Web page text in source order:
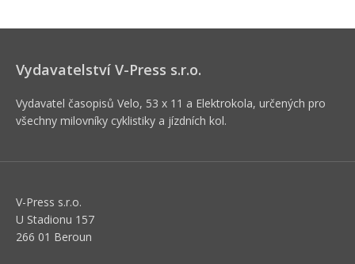
Vydavatelství V-Press s.r.o.
Vydavatel časopisů Velo, 53 x 11 a Elektrokola, určených pro
všechny milovníky cyklistiky a jízdních kol.
V-Press s.r.o.
U Stadionu 157
266 01 Beroun